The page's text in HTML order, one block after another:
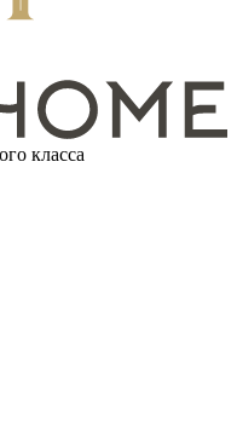
класса